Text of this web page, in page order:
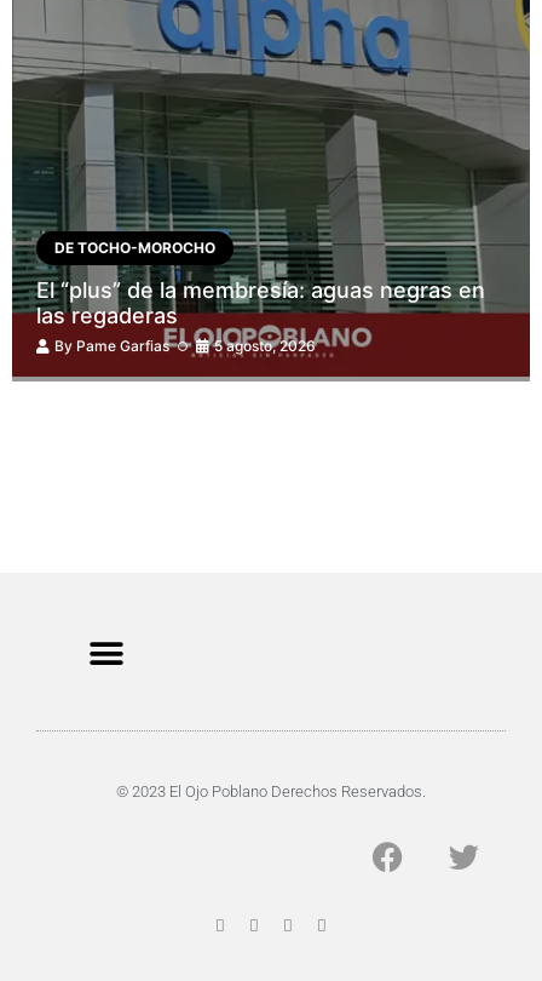
DE TOCHO-MOROCHO
El “plus” de la membresía: aguas negras en
las regaderas
By Pame Garfias 5 agosto, 2026
© 2023 El Ojo Poblano Derechos Reservados.